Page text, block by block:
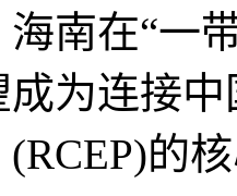
南在“一
为连接
的